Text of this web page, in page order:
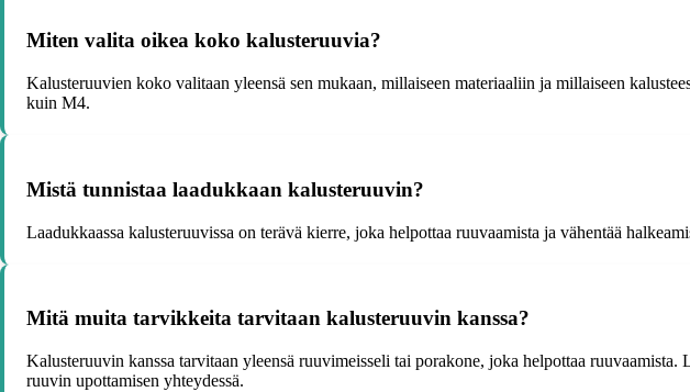
Miten valita oikea koko kalusteruuvia?
Kalusteruuvien koko valitaan yleensä sen mukaan, millaiseen materiaaliin ja millaiseen
kuin M4.
Mistä tunnistaa laadukkaan kalusteruuvin?
Laadukkaassa kalusteruuvissa on terävä kierre, joka helpottaa ruuvaamista ja vähentää
Mitä muita tarvikkeita tarvitaan kalusteruuvin kanssa?
Kalusteruuvin kanssa tarvitaan yleensä ruuvimeisseli tai porakone, joka helpottaa
ruuvin upottamisen yhteydessä.